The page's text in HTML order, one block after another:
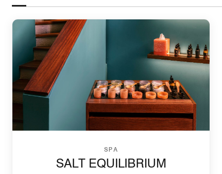
SPA
SALT EQUILIBRIUM